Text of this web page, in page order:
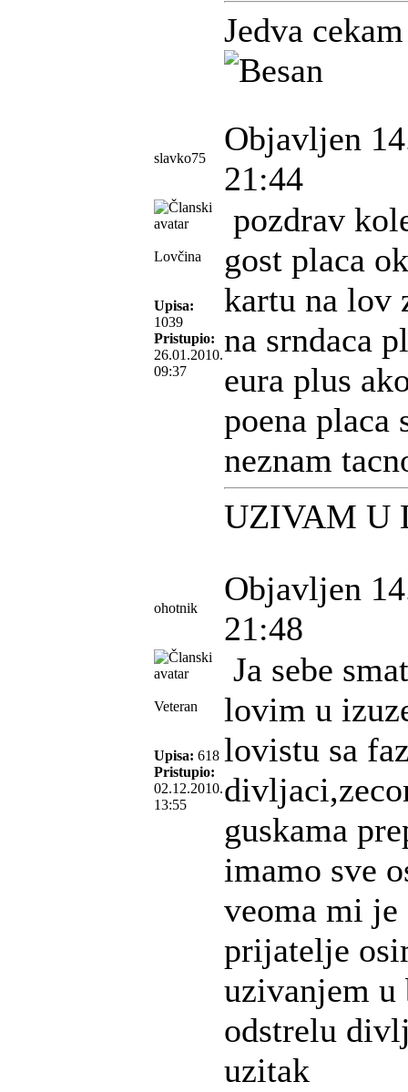
Jedva
slavko75
Objavljen
21:44
Lovčina
Upisa:
1039
Pristupio:
26.01.2010.
09:37
pozdrav
gost placa
kartu na lov
na srndaca
eura plus
poena placa
neznam
UZIVAM U
ohotnik
Objavljen
21:48
Veteran
Upisa: 618
Pristupio:
02.12.2010.
13:55
Ja sebe
lovim u
lovistu sa
guskama
imamo sve
veoma mi
prijatelje
uzivanjem
odstrelu
uzitak